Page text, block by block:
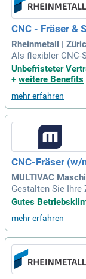
CNC - Fräser &
Rheinmetall |
Als flexibler CNC-
sse in der 3- und
lbstständigen
en Bauteilen und
iente Fertigung in
n Sie
er oder
sind von Vorteil.
spanungstechnik
en
Unbefristeter
+ weitere Benefits
mehr erfahren
CNC-Fräser (w/
MULTIVAC
Gestalten Sie Ihre
r suchen einen
dient. Werden Sie
Gutes
mehr erfahren